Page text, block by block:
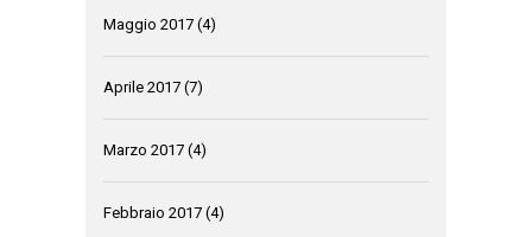
Maggio 2017 (4)
Aprile 2017 (7)
Marzo 2017 (4)
Febbraio 2017 (4)